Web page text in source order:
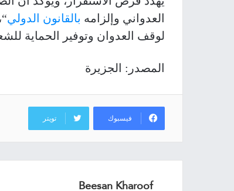
العدواني وإلزامه بالقانون الدولي
لوقف العدوان وتوفير الحماية
المصدر: الجزيرة
فيسبوك تويتر
Beesan Kharoof